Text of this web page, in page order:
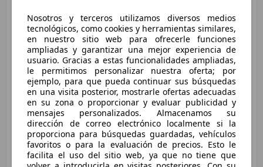
€ 25.970
Precio justo
09/2020 108.889 km
Electro/Gasolina
140 kW (190 CV)
FLEXICAR UTRERA
ES-41710 Sevilla
Nosotros y terceros utilizamos diversos medios
tecnológicos, como cookies y herramientas similares,
en nuestro sitio web para ofrecerle funciones
ampliadas y garantizar una mejor experiencia de
usuario. Gracias a estas funcionalidades ampliadas,
le permitimos personalizar nuestra oferta; por
ejemplo, para que pueda continuar sus búsquedas
en una visita posterior, mostrarle ofertas adecuadas
en su zona o proporcionar y evaluar publicidad y
mensajes personalizados. Almacenamos su
dirección de correo electrónico localmente si la
proporciona para búsquedas guardadas, vehículos
favoritos o para la evaluación de precios. Esto le
facilita el uso del sitio web, ya que no tiene que